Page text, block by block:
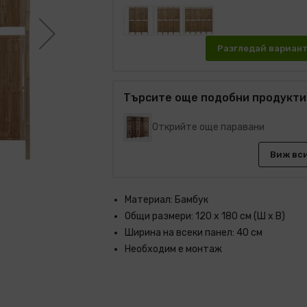
Разгледай
Търсите още подобни
Открийте още паравани
Виж
Материал: Бамбук
Общи размери: 120 x 180 см (Ш x В)
Ширина на всеки панел: 40 см
Необходим е монтаж